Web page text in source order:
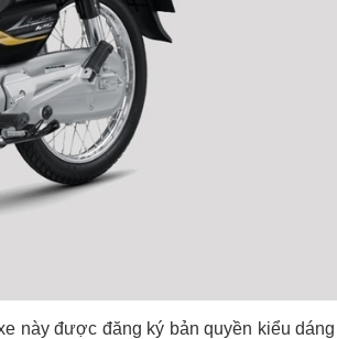
này được đăng ký bản quyền kiểu